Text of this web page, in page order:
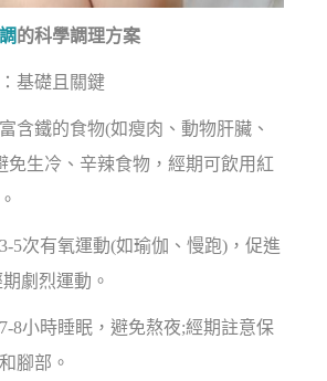
的科學調理方案
基礎且關鍵
含鐵的食物(如瘦肉、動物肝臟、
免生冷、辛辣食物，經期可飲用紅
5次有氧運動(如瑜伽、慢跑)，促進
劇烈運動。
8小時睡眠，避免熬夜;經期註意保
腳部。